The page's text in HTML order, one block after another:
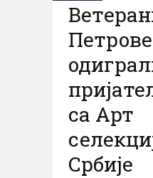
са Арт
Србије